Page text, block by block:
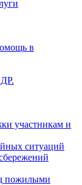
в
участникам и
ситуаций
пожилыми